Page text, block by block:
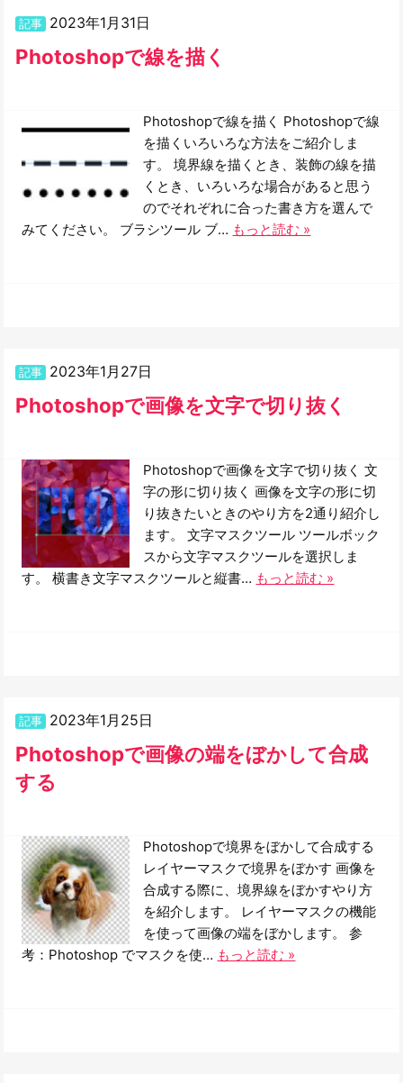
記事 2023年1月31日
Photoshopで線を描く
Photoshopで線を描く Photoshopで線
を描くいろいろな方法をご紹介しま
す。 境界線を描くとき、装飾の線を描
くとき、いろいろな場合があると思う
のでそれぞれに合った書き方を選んで
みてください。 ブラシツール ブ… もっと読む »
記事 2023年1月27日
Photoshopで画像を文字で切り抜く
Photoshopで画像を文字で切り抜く 文
字の形に切り抜く 画像を文字の形に切
り抜きたいときのやり方を2通り紹介し
ます。 文字マスクツール ツールボック
スから文字マスクツールを選択しま
す。 横書き文字マスクツールと縦書… もっと読む »
記事 2023年1月25日
Photoshopで画像の端をぼかして合成
する
Photoshopで境界をぼかして合成する
レイヤーマスクで境界をぼかす 画像を
合成する際に、境界線をぼかすやり方
を紹介します。 レイヤーマスクの機能
を使って画像の端をぼかします。 参
考：Photoshop でマスクを使… もっと読む »